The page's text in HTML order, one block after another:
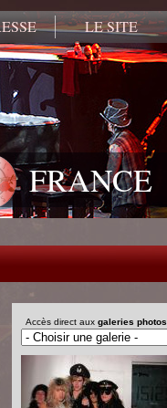
LE SITE
FRANCE
Accès direct aux galeries photos